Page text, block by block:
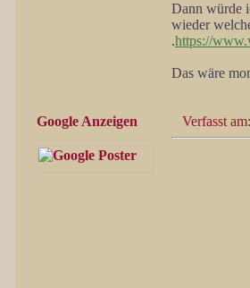
Dann würde
wieder
.https://
Das wäre
Google Anzeigen Verfasst am: